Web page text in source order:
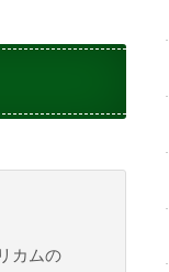
カムの